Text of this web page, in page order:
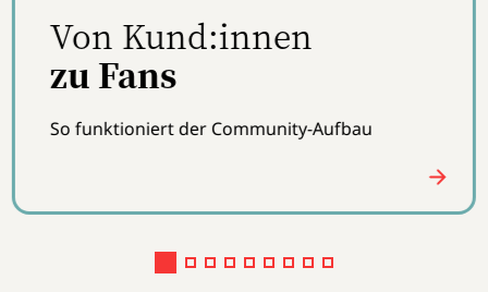
Legos drei Säulen
der Communities
Die Community für erwachsene Fans